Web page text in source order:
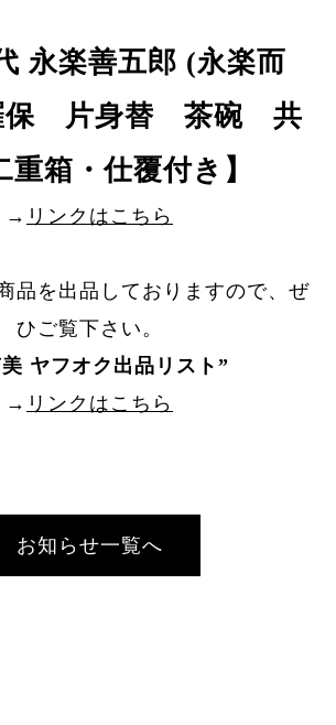
永楽善五郎 (永楽而
保 片身替 茶碗 共
重箱・仕覆付き】
→ リンクはこちら
品を出品しておりますので、ぜ
ひご覧下さい。
ヤフオク出品リスト”
→ リンクはこちら
お知らせ一覧へ